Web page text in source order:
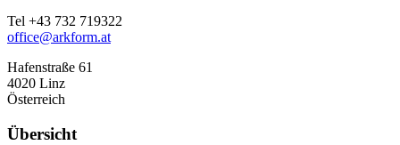
Tel +43 732 719322
office@arkform.at
Hafenstraße 61
4020 Linz
Österreich
Übersicht